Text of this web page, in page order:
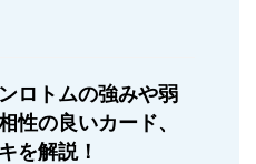
ロトムの強みや弱
性の良いカード、
を解説！